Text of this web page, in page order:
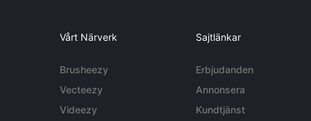
Vårt Närverk
Brusheezy
Vecteezy
Videezy
Sajtlänkar
Erbjudanden
Annonsera
Kundtjänst